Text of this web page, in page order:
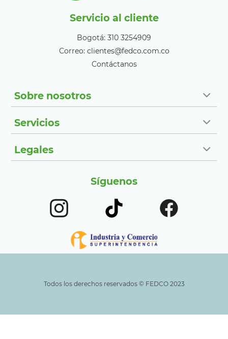
Servicio al cliente
Bogotá: 310 3254909
Correo: clientes@fedco.com.co
Contáctanos
Sobre nosotros
Servicios
Legales
Síguenos
Todos los derechos reservados ©️ FEDCO 2023